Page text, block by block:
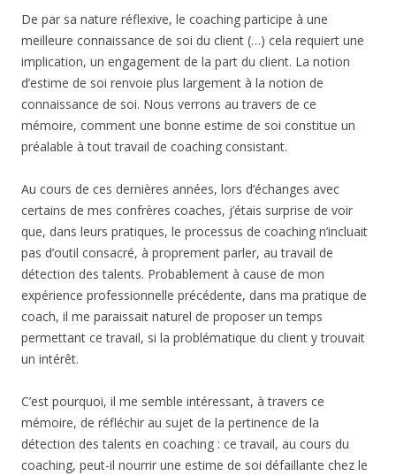
De par sa nature réflexive, le coaching participe à une
meilleure connaissance de soi du client (…) cela requiert une
implication, un engagement de la part du client. La notion
d’estime de soi renvoie plus largement à la notion de
connaissance de soi. Nous verrons au travers de ce
mémoire, comment une bonne estime de soi constitue un
préalable à tout travail de coaching consistant.
Au cours de ces dernières années, lors d’échanges avec
certains de mes confrères coaches, j’étais surprise de voir
que, dans leurs pratiques, le processus de coaching n’incluait
pas d’outil consacré, à proprement parler, au travail de
détection des talents. Probablement à cause de mon
expérience professionnelle précédente, dans ma pratique de
coach, il me paraissait naturel de proposer un temps
permettant ce travail, si la problématique du client y trouvait
un intérêt.
C’est pourquoi, il me semble intéressant, à travers ce
mémoire, de réfléchir au sujet de la pertinence de la
détection des talents en coaching : ce travail, au cours du
coaching, peut-il nourrir une estime de soi défaillante chez le